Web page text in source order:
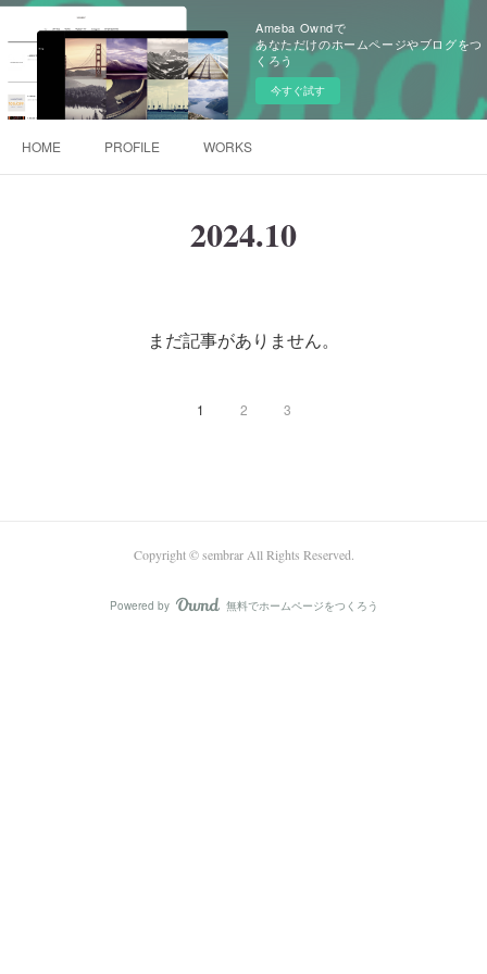
Ameba Owndで
あなただけのホームページやブログをつ
くろう
今すぐ試す
HOME PROFILE WORKS
2024.10
まだ記事がありません。
1 2 3
Copyright © sembrar All Rights Reserved.
Powered by AmebaOwnd
無料でホームページをつくろう